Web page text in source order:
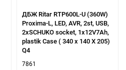
ДБЖ Ritar RTP600L-U (360W)
Proxima-L, LED, AVR, 2st, USB,
2xSCHUKO socket, 1x12V7Ah,
plastik Case ( 340 x 140 X 205)
Q4
7861